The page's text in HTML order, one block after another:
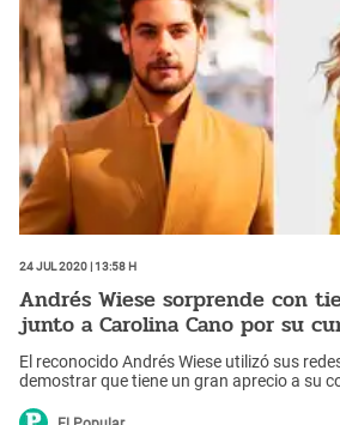
24 Jul 2020 | 13:58 h
Andrés Wiese sorprende con
junto a Carolina Cano por su
El reconocido Andrés Wiese utilizó sus
demostrar que tiene un gran aprecio a su